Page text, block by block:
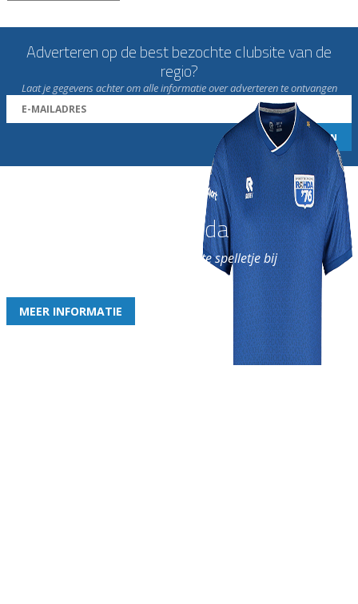
Adverteren op de best bezochte clubsite van de
regio?
Laat je gegevens achter om alle informatie over adverteren te ontvangen
Word nu lid van Rohda
en geniet iedere week van het leukste spelletje bij
MEER INFORMATIE